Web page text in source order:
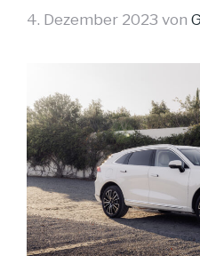
4. Dezember 2023 von